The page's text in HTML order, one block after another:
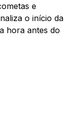
e
o início da
hora antes do